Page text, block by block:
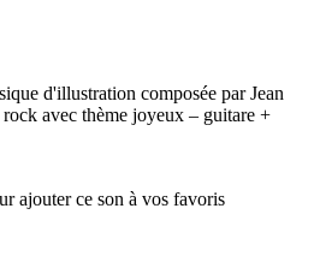
d'illustration composée par Jean
avec thème joyeux – guitare +